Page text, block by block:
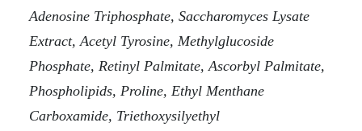
Adenosine Triphosphate, Saccharomyces Lysate
Extract, Acetyl Tyrosine, Methylglucoside
Phosphate, Retinyl Palmitate, Ascorbyl Palmitate,
Phospholipids, Proline, Ethyl Menthane
Carboxamide, Triethoxysilyethyl